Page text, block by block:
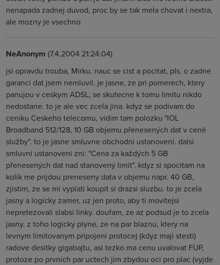
nenapada zadnej duvod, proc by se tak mela chovat i nextra,
ale mozny je vsechno
NeAnonym (7.4.2004 21:24:04)
jsi opravdu trouba, Mirku. nauc se cist a pocitat, pls. o zadne
garanci dat jsem nemluvil. je jasne, ze pri pomerech, ktery
panujou v ceskym ADSL, se skutecne k tomu limitu nikdo
nedostane. to je ale vec zcela jina. kdyz se podivam do
ceniku Ceskeho telecomu, vidim tam polozku "IOL
Broadband 512/128, 10 GB objemu přenesených dat v ceně
služby". to je jasne smluvne obchodni ustanoveni. dalsi
smluvni ustanoveni zni: "Cena za každých 5 GB
přenesených dat nad stanovený limit". kdyz si spocitam na
kolik me prijdou preneseny data v objemu napr. 40 GB,
zjistim, ze se mi vyplati koupit si drazsi sluzbu. to je zcela
jasny a logicky zamer, uz jen proto, aby ti movitejsi
nepretezovali slabsi linky. doufam, ze az podsud je to zcela
jasny. z toho logicky plyne, ze na par blaznu, ktery na
levnym limitovanym pripojeni protocej (kdyz maji stesti)
radove desitky gigabajtu, asi tezko ma cenu uvalovat FUP,
protoze po prvnich par uctech jim zbydou oci pro plac (vyjde